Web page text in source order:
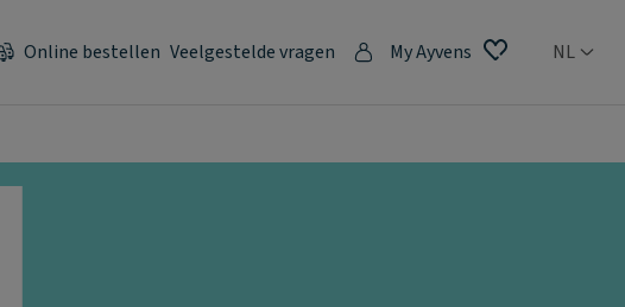
Online bestellen Veelgestelde vragen My Ayvens NL